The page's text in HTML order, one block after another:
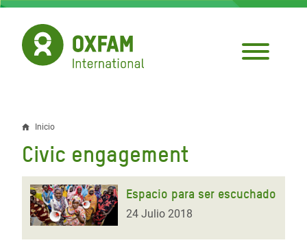
Pasar
contenido
principal
Sobrescribir
enlaces
de
ayuda
a
Inicio
Civic engagement
Espacio para ser escuchado
24 Julio 2018